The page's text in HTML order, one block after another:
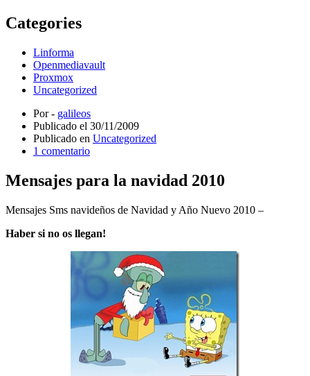
Categories
Linforma
Openmediavault
Proxmox
Uncategorized
Por - galileos
Publicado el 30/11/2009
Publicado en Uncategorized
1 comentario
Mensajes para la navidad 2010
Mensajes Sms navideños de Navidad y Año Nuevo 2010 –
Haber si no os llegan!